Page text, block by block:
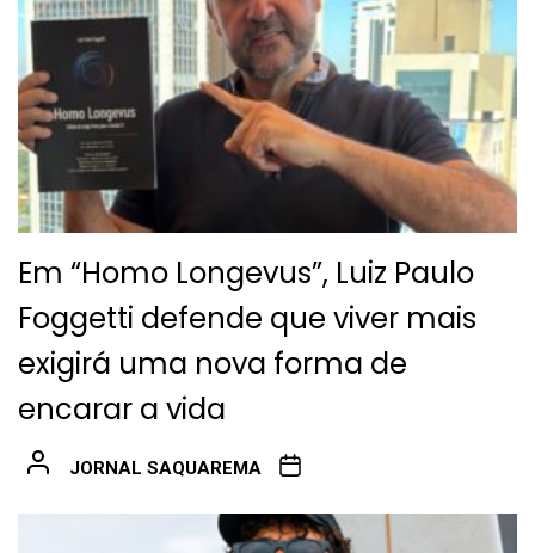
Em “Homo Longevus”, Luiz Paulo
Foggetti defende que viver mais
exigirá uma nova forma de
encarar a vida
JORNAL SAQUAREMA